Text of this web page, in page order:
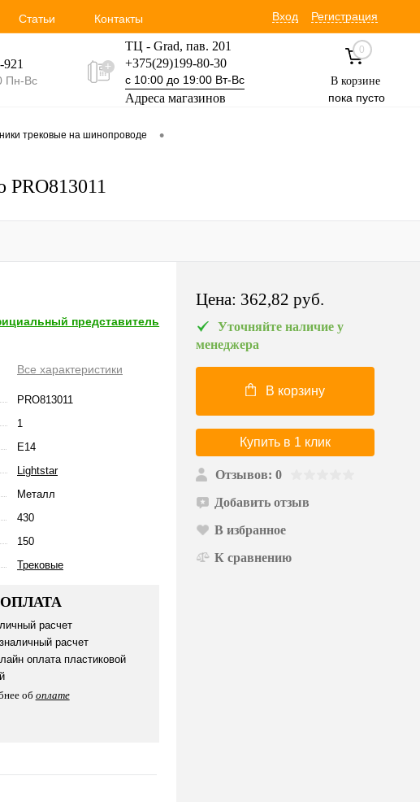
Статьи Контакты Вход Регистрация
921
Пн-Вс
ТЦ - Grad, пав. 201
+375(29)199-80-30
с 10:00 до 19:00 Вт-Вс
Адреса магазинов
+375(29)354-30-60
0
В корзине
пока пусто
трековые на шинопроводе •
PRO813011
представитель
Все характеристики
PRO813011
1
E14
Lightstar
Металл
430
150
Трековые
ОПЛАТА
расчет
расчет
оплата пластиковой
об оплате
Цена: 362,82 pуб.
Уточняйте наличие у
менеджера
В корзину
Купить в 1 клик
Отзывов: 0
Добавить отзыв
В избранное
К сравнению